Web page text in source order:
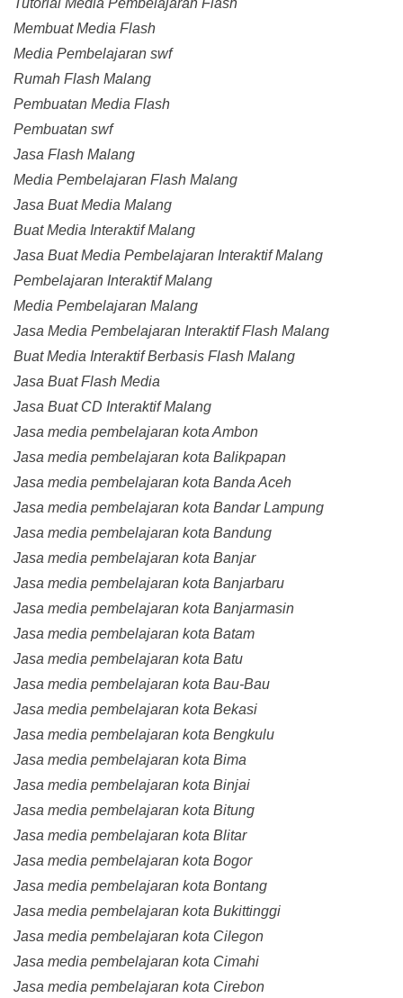
Tutorial Media Pembelajaran Flash
Membuat Media Flash
Media Pembelajaran swf
Rumah Flash Malang
Pembuatan Media Flash
Pembuatan swf
Jasa Flash Malang
Media Pembelajaran Flash Malang
Jasa Buat Media Malang
Buat Media Interaktif Malang
Jasa Buat Media Pembelajaran Interaktif Malang
Pembelajaran Interaktif Malang
Media Pembelajaran Malang
Jasa Media Pembelajaran Interaktif Flash Malang
Buat Media Interaktif Berbasis Flash Malang
Jasa Buat Flash Media
Jasa Buat CD Interaktif Malang
Jasa media pembelajaran kota Ambon
Jasa media pembelajaran kota Balikpapan
Jasa media pembelajaran kota Banda Aceh
Jasa media pembelajaran kota Bandar Lampung
Jasa media pembelajaran kota Bandung
Jasa media pembelajaran kota Banjar
Jasa media pembelajaran kota Banjarbaru
Jasa media pembelajaran kota Banjarmasin
Jasa media pembelajaran kota Batam
Jasa media pembelajaran kota Batu
Jasa media pembelajaran kota Bau-Bau
Jasa media pembelajaran kota Bekasi
Jasa media pembelajaran kota Bengkulu
Jasa media pembelajaran kota Bima
Jasa media pembelajaran kota Binjai
Jasa media pembelajaran kota Bitung
Jasa media pembelajaran kota Blitar
Jasa media pembelajaran kota Bogor
Jasa media pembelajaran kota Bontang
Jasa media pembelajaran kota Bukittinggi
Jasa media pembelajaran kota Cilegon
Jasa media pembelajaran kota Cimahi
Jasa media pembelajaran kota Cirebon